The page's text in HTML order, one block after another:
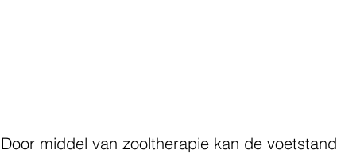
Door middel van zooltherapie kan de voetstand